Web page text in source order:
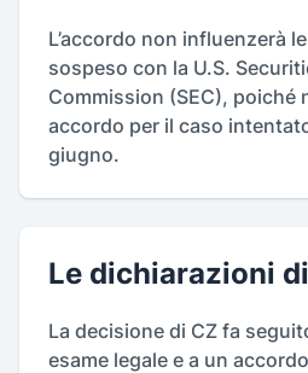
L’accordo non influenzerà
sospeso con la U.S.
Commission (SEC), poiché
accordo per il caso
giugno.
Le dichiarazioni
La decisione di CZ fa
esame legale e a un